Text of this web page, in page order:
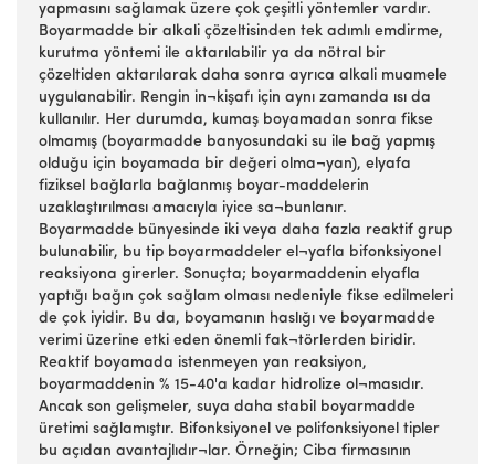
yapmasını sağlamak üzere çok çeşitli yöntemler vardır.
Boyarmadde bir alkali çözeltisinden tek adımlı emdirme,
kurutma yöntemi ile aktarılabilir ya da nötral bir
çözeltiden aktarılarak daha sonra ayrıca alkali muamele
uygulanabilir. Rengin in¬kişafı için aynı zamanda ısı da
kullanılır. Her durumda, kumaş boyamadan sonra fikse
olmamış (boyarmadde banyosundaki su ile bağ yapmış
olduğu için boyamada bir değeri olma¬yan), elyafa
fiziksel bağlarla bağlanmış boyar-maddelerin
uzaklaştırılması amacıyla iyice sa¬bunlanır.
Boyarmadde bünyesinde iki veya daha fazla reaktif grup
bulunabilir, bu tip boyarmaddeler el¬yafla bifonksiyonel
reaksiyona girerler. Sonuçta; boyarmaddenin elyafla
yaptığı bağın çok sağlam olması nedeniyle fikse edilmeleri
de çok iyidir. Bu da, boyamanın haslığı ve boyarmadde
verimi üzerine etki eden önemli fak¬törlerden biridir.
Reaktif boyamada istenmeyen yan reaksiyon,
boyarmaddenin % 15-40'a kadar hidrolize ol¬masıdır.
Ancak son gelişmeler, suya daha stabil boyarmadde
üretimi sağlamıştır. Bifonksiyonel ve polifonksiyonel tipler
bu açıdan avantajlıdır¬lar. Örneğin; Ciba firmasının